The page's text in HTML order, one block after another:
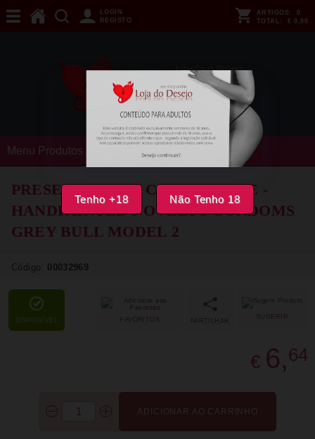
Tenho +18 Não Tenho 18
LOGIN
REGISTO
ARTIGOS:
0
TOTAL: € 0,00
Menu Produtos
PRESERVATIVOS CONDOMERIE -
HANDPAINTED NOVELTY CONDOMS
GREY BULL MODEL 2
Código: 00032969
DISPONÍVEL SUGERIR
FAVORITOS
€ 6, 64
ADICIONAR AO CARRINHO